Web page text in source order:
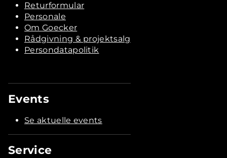
Returformular
Personale
Om Goecker
Rådgivning & projektsalg
Persondatapolitik
Events
Se aktuelle events
Service